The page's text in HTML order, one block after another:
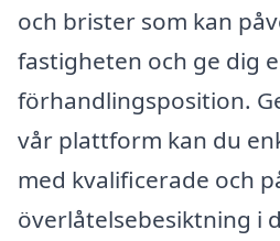
och brister som kan
fastigheten och ge dig
förhandlingsposition.
vår plattform kan du
med kvalificerade och
överlåtelsebesiktning i